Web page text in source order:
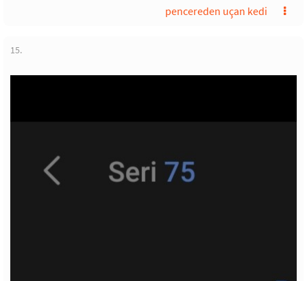
pencereden uçan kedi
15.